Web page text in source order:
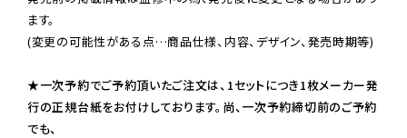
ます。
(変更の可能性がある点…商品仕様、内容、デザイン、発売時期等)
★一次予約でご予約頂いたご注文は、1セットにつき1枚メーカー発
行の正規台紙をお付けしております。尚、一次予約締切前のご予約
でも、